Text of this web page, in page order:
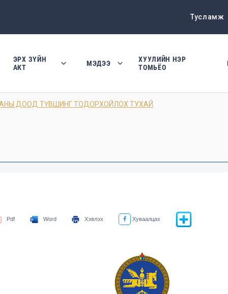
Тусламж
ЭРХ ЗҮЙН
АКТ
МЭДЭЭ
ХУУЛИЙН НЭР
ТОМЬЁО
ДООД ТҮВШИНГ ТОДОРХОЙЛОХ ТУХАЙ
Pdf Word Хэвлэх Хуваалцах